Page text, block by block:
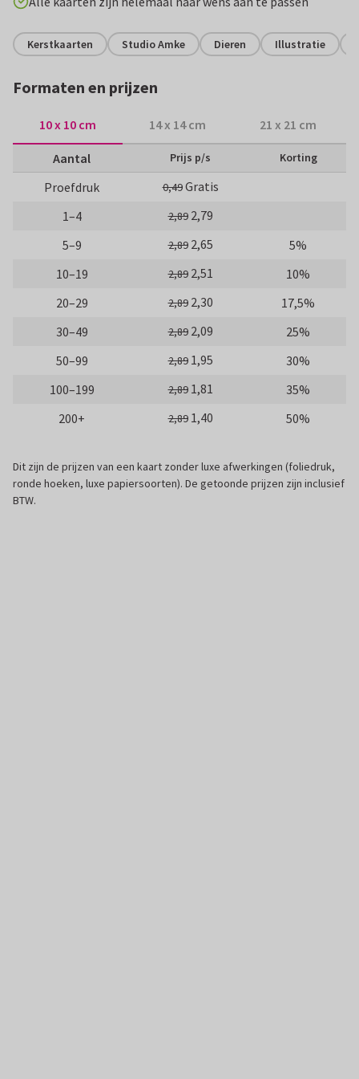
Kerstkaarten Studio Amke Dieren Illustratie
Formaten en prijzen
10 x 10 cm 14 x 14 cm 21 x 21 cm
Aantal Prijs p/s Korting
Proefdruk 0,49Gratis
1–4
2,89 2,79
5–9
2,89 2,65
5%
10–19
2,89 2,51
10%
20–29
2,89 2,30
17,5%
30–49
2,89 2,09
25%
50–99
2,89 1,95
30%
100–199
2,89 1,81
35%
200+
2,89 1,40 50%
Dit zijn de prijzen van een kaart zonder luxe afwerkingen (foliedruk,
ronde hoeken, luxe papiersoorten). De getoonde prijzen zijn inclusief
BTW.